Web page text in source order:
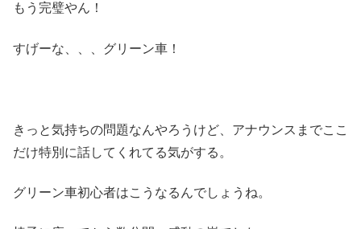
もう完璧やん！
すげーな、、、グリーン車！
きっと気持ちの問題なんやろうけど、アナウンスまでここ
だけ特別に話してくれてる気がする。
グリーン車初心者はこうなるんでしょうね。